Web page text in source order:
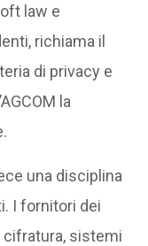
law e
richiama il
di privacy e
la
una disciplina
I fornitori dei
sistemi